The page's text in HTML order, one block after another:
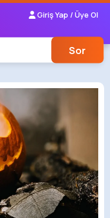
Giriş Yap / Üye Ol
Sor